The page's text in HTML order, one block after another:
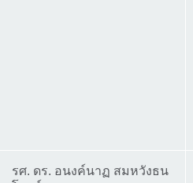
รศ. ดร. อนงค์นาฏ สมหวังธน